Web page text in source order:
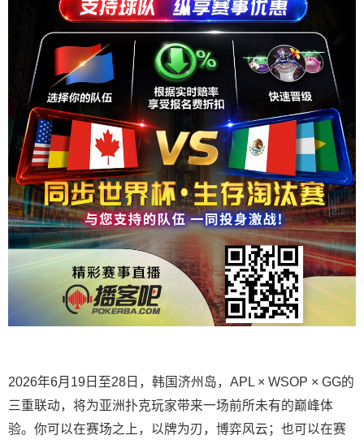
2026年6月19日至28日，韩国济州岛，APL × WSOP × GG的
三重联动，将为亚洲扑克玩家带来一场前所未有的巅峰体
验。 你可以在赛场之上，以牌为刃，博弈风云；也可以在赛